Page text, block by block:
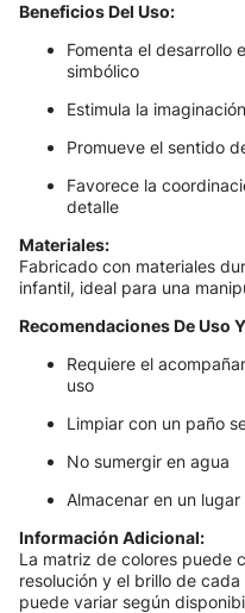
Beneficios Del Uso:
Fomenta el desarrollo
simbólico
Estimula la
Promueve el sentido
Favorece la
detalle
Materiales:
Fabricado con materiales
infantil, ideal para una
Recomendaciones De Uso
Requiere el
uso
Limpiar con un paño
No sumergir en agua
Almacenar en un
Información Adicional:
La matriz de colores puede
resolución y el brillo de
puede variar según